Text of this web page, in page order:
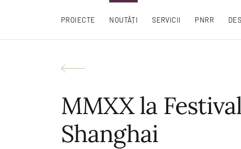
PROIECTE NOUTĂȚI SERVICII PNRR
MMXX la
Shanghai